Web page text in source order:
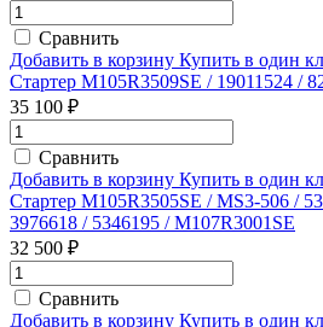
Сравнить
Добавить в корзину Купить в один
Стартер M105R3509SE / 19011524 /
35 100 ₽
Сравнить
Добавить в корзину Купить в один
Стартер M105R3505SE / MS3-506 /
3976618 / 5346195 / M107R3001SE
32 500 ₽
Сравнить
Добавить в корзину Купить в один